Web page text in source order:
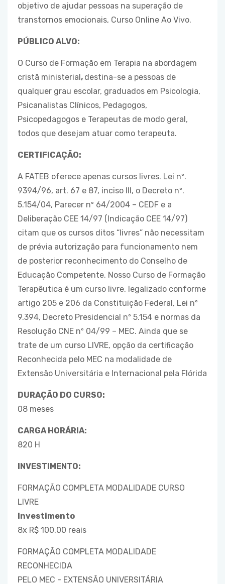
objetivo de ajudar pessoas na superação de
transtornos emocionais, Curso Online Ao Vivo.
PÚBLICO ALVO:
O Curso de Formação em Terapia na abordagem
cristã ministerial, destina-se a pessoas de
qualquer grau escolar, graduados em Psicologia,
Psicanalistas Clínicos, Pedagogos,
Psicopedagogos e Terapeutas de modo geral,
todos que desejam atuar como terapeuta.
CERTIFICAÇÃO:
A FATEB oferece apenas cursos livres. Lei nº.
9394/96, art. 67 e 87, inciso III, o Decreto nº.
5.154/04, Parecer nº 64/2004 – CEDF e a
Deliberação CEE 14/97 (Indicação CEE 14/97)
citam que os cursos ditos “livres” não necessitam
de prévia autorização para funcionamento nem
de posterior reconhecimento do Conselho de
Educação Competente. Nosso Curso de Formação
Terapêutica é um curso livre, legalizado conforme
artigo 205 e 206 da Constituição Federal, Lei nº
9.394, Decreto Presidencial nº 5.154 e normas da
Resolução CNE nº 04/99 – MEC. Ainda que se
trate de um curso LIVRE, opção da certificação
Reconhecida pelo MEC na modalidade de
Extensão Universitária e Internacional pela Flórida
DURAÇÃO DO CURSO:
08 meses
CARGA HORÁRIA:
820 H
INVESTIMENTO:
FORMAÇÃO COMPLETA MODALIDADE CURSO
LIVRE
Investimento
8x R$ 100,00 reais
FORMAÇÃO COMPLETA MODALIDADE
RECONHECIDA
PELO MEC - EXTENSÃO UNIVERSITÁRIA